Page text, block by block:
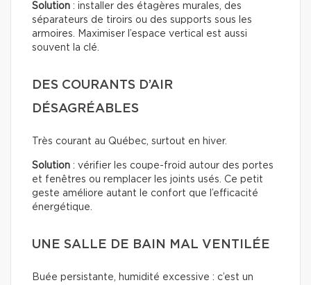
Solution : installer des étagères murales, des
séparateurs de tiroirs ou des supports sous les
armoires. Maximiser l’espace vertical est aussi
souvent la clé.
DES COURANTS D’AIR
DÉSAGRÉABLES
Très courant au Québec, surtout en hiver.
Solution : vérifier les coupe-froid autour des portes
et fenêtres ou remplacer les joints usés. Ce petit
geste améliore autant le confort que l’efficacité
énergétique.
UNE SALLE DE BAIN MAL VENTILÉE
Buée persistante, humidité excessive : c’est un